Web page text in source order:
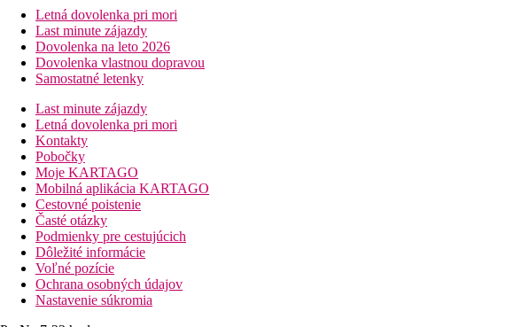
Letná dovolenka pri mori
Last minute zájazdy
Dovolenka na leto 2026
Dovolenka vlastnou dopravou
Samostatné letenky
Last minute zájazdy
Letná dovolenka pri mori
Kontakty
Pobočky
Moje KARTAGO
Mobilná aplikácia KARTAGO
Cestovné poistenie
Časté otázky
Podmienky pre cestujúcich
Dôležité informácie
Voľné pozície
Ochrana osobných údajov
Nastavenie súkromia